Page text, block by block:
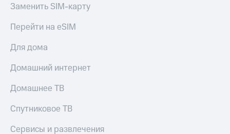
Заменить SIM-карту
Перейти на eSIM
Для дома
Домашний интернет
Домашнее ТВ
Спутниковое ТВ
Сервисы и развлечения